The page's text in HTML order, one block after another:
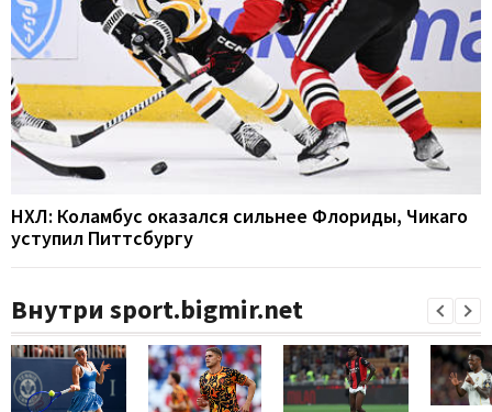
НХЛ: Коламбус оказался сильнее Флориды, Чикаго
уступил Питтсбургу
Внутри sport.bigmir.net